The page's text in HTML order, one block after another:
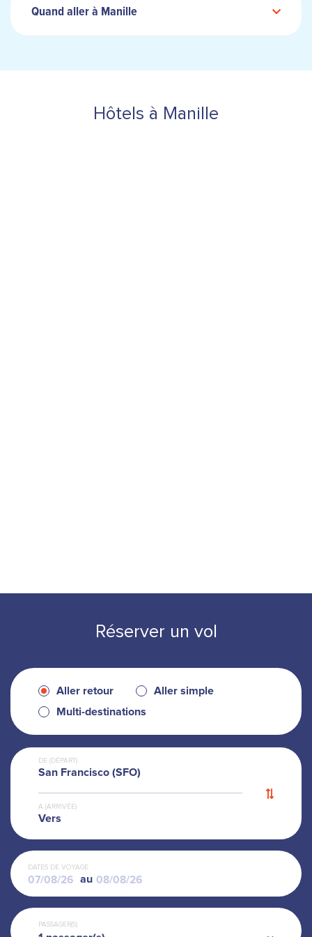
Quand aller à Manille
Hôtels à Manille
Réserver un vol
Aller retour
Aller simple
Multi-destinations
DE (DÉPART)
San Francisco (SFO)
A (ARRIVÉE)
Vers
DATES DE VOYAGE
au
PASSAGER(S)